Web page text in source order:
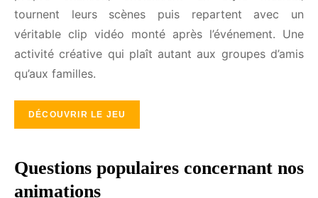
tournent leurs scènes puis repartent avec un
véritable clip vidéo monté après l’événement. Une
activité créative qui plaît autant aux groupes d’amis
qu’aux familles.
Questions populaires concernant
nos animations